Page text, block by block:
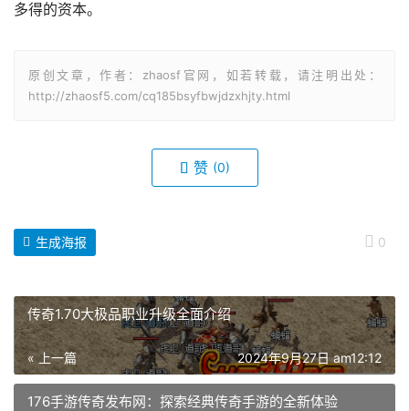
多得的资本。
原创文章，作者：zhaosf官网，如若转载，请注明出处：
http://zhaosf5.com/cq185bsyfbwjdzxhjty.html
赞 (0)
0
生成海报
传奇1.70大极品职业升级全面介绍
« 上一篇 2024年9月27日 am12:12
176手游传奇发布网：探索经典传奇手游的全新体验